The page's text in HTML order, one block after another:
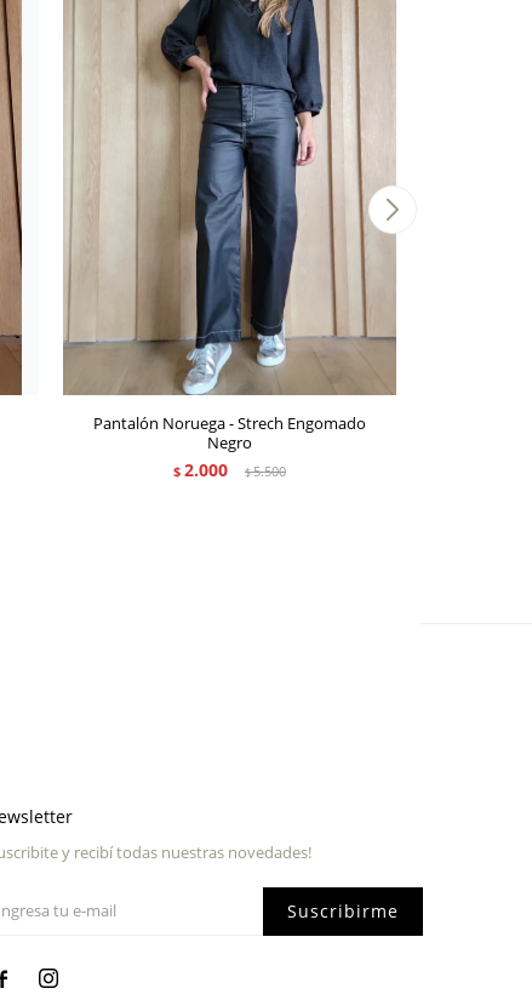
Pantalón Noruega - Strech Engomado
Negro
$ 2.000 $5.500
y recibí todas nuestras novedades!
Suscribirme
